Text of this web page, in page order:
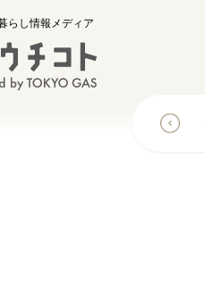
らし情報メディア
レシピ